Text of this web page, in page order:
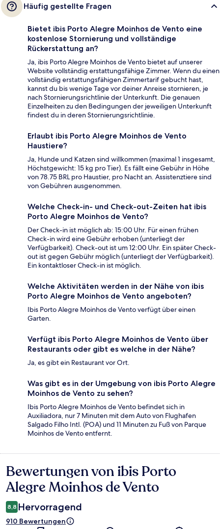
Häufig gestellte Fragen
Bietet ibis Porto Alegre Moinhos de Vento eine
kostenlose Stornierung und vollständige
Rückerstattung an?
Ja, ibis Porto Alegre Moinhos de Vento bietet auf unserer
Website vollständig erstattungsfähige Zimmer. Wenn du einen
vollständig erstattungsfähigen Zimmertarif gebucht hast,
kannst du bis wenige Tage vor deiner Anreise stornieren, je
nach Stornierungsrichtlinie der Unterkunft. Die genauen
Einzelheiten zu den Bedingungen der jeweiligen Unterkunft
findest du in deren Stornierungsrichtlinie.
Erlaubt ibis Porto Alegre Moinhos de Vento
Haustiere?
Ja, Hunde und Katzen sind willkommen (maximal 1 insgesamt,
Höchstgewicht: 15 kg pro Tier). Es fällt eine Gebühr in Höhe
von 78.75 BRL pro Haustier, pro Nacht an. Assistenztiere sind
von Gebühren ausgenommen.
Welche Check-in- und Check-out-Zeiten hat ibis
Porto Alegre Moinhos de Vento?
Der Check-in ist möglich ab: 15:00 Uhr. Für einen frühen
Check-in wird eine Gebühr erhoben (unterliegt der
Verfügbarkeit). Check-out ist um 12:00 Uhr. Ein später Check-
out ist gegen Gebühr möglich (unterliegt der Verfügbarkeit).
Ein kontaktloser Check-in ist möglich.
Welche Aktivitäten werden in der Nähe von ibis
Porto Alegre Moinhos de Vento angeboten?
Ibis Porto Alegre Moinhos de Vento verfügt über einen
Garten.
Verfügt ibis Porto Alegre Moinhos de Vento über
Restaurants oder gibt es welche in der Nähe?
Ja, es gibt ein Restaurant vor Ort.
Was gibt es in der Umgebung von ibis Porto Alegre
Moinhos de Vento zu sehen?
Ibis Porto Alegre Moinhos de Vento befindet sich in
Auxiliadora, nur 7 Minuten mit dem Auto von Flughafen
Salgado Filho Intl. (POA) und 11 Minuten zu Fuß von Parque
Moinhos de Vento entfernt.
Bewertungen
Bewertungen von ibis Porto
Alegre Moinhos de Vento
8,8 Hervorragend
910 Bewertungen